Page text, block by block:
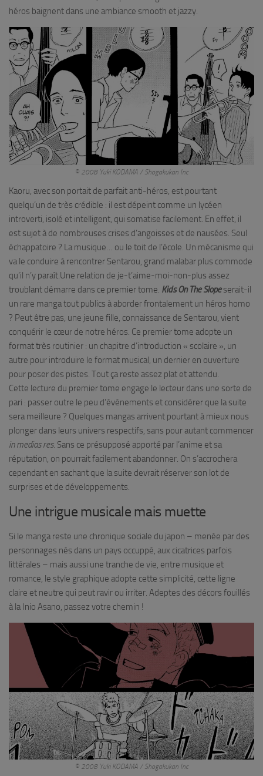
héros baignent dans une ambiance smooth et jazzy.
© 2008 Yuki KODAMA / Shogakukan Inc
Kaoru, avec son portait de parfait anti-héros, est pourtant
quelqu’un de très crédible : il est dépeint comme un lycéen
introverti, isolé et intelligent, qui somatise facilement. En effet, il
est sujet à de nombreuses crises d’angoisses et de nausées. Seul
échappatoire ? La musique… ou le toit de l’école. Un mécanisme qui
va le conduire à rencontrer Sentarou, grand malabar plus commode
qu’il n’y paraît.Une relation de je-t’aime-moi-non-plus assez
troublant démarre dans ce premier tome. Kids On The Slopeserait-il
un rare manga tout publics à aborder frontalement un héros homo
? Peut être pas, une jeune fille, connaissance de Sentarou, vient
conquérir le cœur de notre héros. Ce premier tome adopte un
format très routinier : un chapitre d’introduction « scolaire », un
autre pour introduire le format musical, un dernier en ouverture
pour poser des pistes. Tout ça reste assez plat et attendu.
Cette lecture du premier tome engage le lecteur dans une sorte de
pari : passer outre le peu d’événements et considérer que la suite
sera meilleure ? Quelques mangas arrivent pourtant à mieux nous
plonger dans leurs univers respectifs, sans pour autant commencer
in medias res. Sans ce présupposé apporté par l’anime et sa
réputation, on pourrait facilement abandonner. On s’accrochera
cependant en sachant que la suite devrait réserver son lot de
surprises et de développements.
Une intrigue musicale mais muette
Si le manga reste une chronique sociale du japon – menée par des
personnages nés dans un pays occuppé, aux cicatrices parfois
littérales – mais aussi une tranche de vie, entre musique et
romance, le style graphique adopte cette simplicité, cette ligne
claire et neutre qui peut ravir ou irriter. Adeptes des décors fouillés
à la Inio Asano, passez votre chemin !
© 2008 Yuki KODAMA / Shogakukan Inc